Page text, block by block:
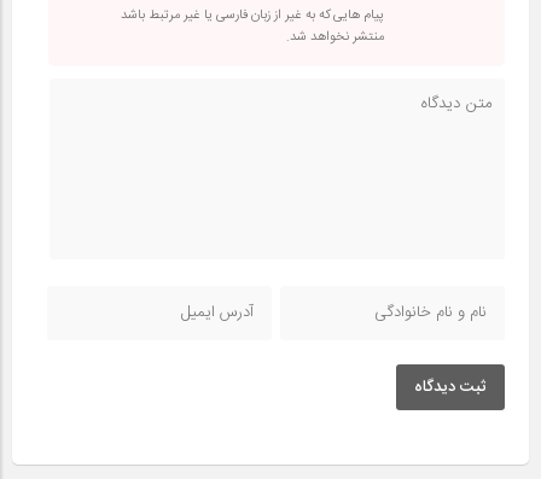
پیام هایی که به غیر از زبان فارسی یا غیر مرتبط باشد
منتشر نخواهد شد.
ثبت دیدگاه